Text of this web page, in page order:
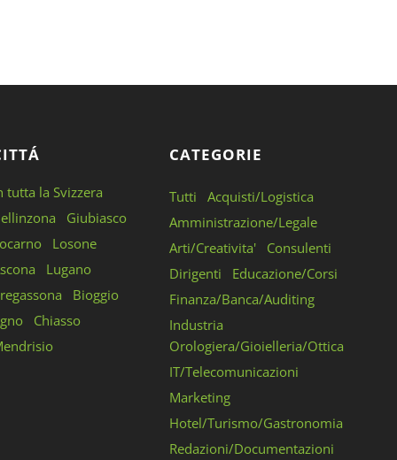
tutta la Svizzera
Giubiasco
Losone
Lugano
Bioggio
Chiasso
CATEGORIE
Tutti
Acquisti/Logistica
Amministrazione/Legale
Arti/Creativita'
Consulenti
Dirigenti
Educazione/Corsi
Finanza/Banca/Auditing
Industria
Orologiera/Gioielleria/Ottica
IT/Telecomunicazioni
Marketing
Hotel/Turismo/Gastronomia
Redazioni/Documentazioni